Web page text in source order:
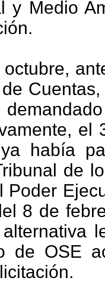
y Medio
el
había
de
Poder
8 de
de OSE